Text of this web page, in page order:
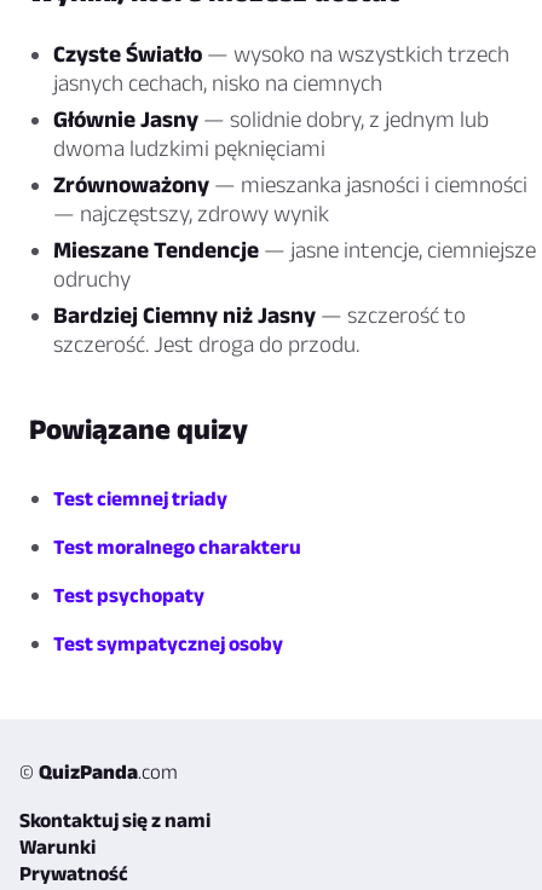
Czyste Światło — wysoko na wszystkich trzech
jasnych cechach, nisko na ciemnych
Głównie Jasny — solidnie dobry, z jednym lub
dwoma ludzkimi pęknięciami
Zrównoważony — mieszanka jasności i ciemności
— najczęstszy, zdrowy wynik
Mieszane Tendencje — jasne intencje, ciemniejsze
odruchy
Bardziej Ciemny niż Jasny — szczerość to
szczerość. Jest droga do przodu.
Powiązane quizy
Test ciemnej triady
Test moralnego charakteru
Test psychopaty
Test sympatycznej osoby
© QuizPanda.com
Skontaktuj się z nami
Warunki
Prywatność